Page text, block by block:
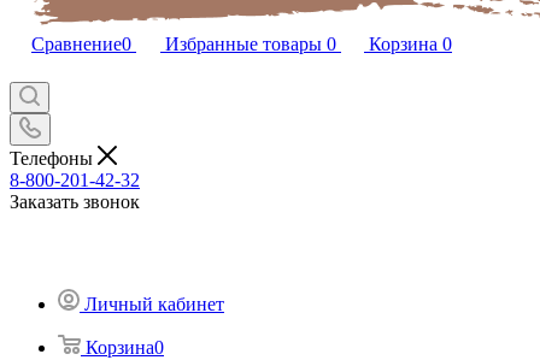
Сравнение0 Избранные товары 0 Корзина 0
Телефоны
8-800-201-42-32
Заказать звонок
Личный кабинет
Корзина0